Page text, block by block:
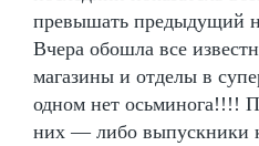
превышать предыдущий
Вчера обошла все
магазины и отделы в
одном нет осьминога!!!!
них — либо выпускники